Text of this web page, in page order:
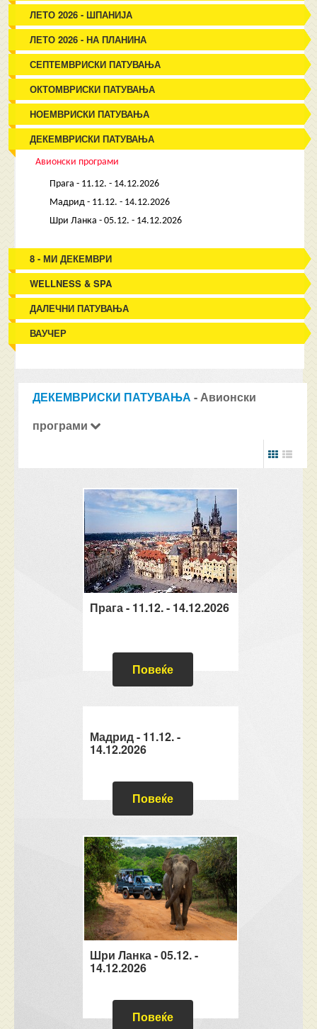
ЛЕТО 2026 - ШПАНИЈА
ЛЕТО 2026 - НА ПЛАНИНА
СЕПТЕМВРИСКИ ПАТУВАЊА
ОКТОМВРИСКИ ПАТУВАЊА
НОЕМВРИСКИ ПАТУВАЊА
ДЕКЕМВРИСКИ ПАТУВАЊА
Авионски програми
Прага - 11.12. - 14.12.2026
Мадрид - 11.12. - 14.12.2026
Шри Ланка - 05.12. - 14.12.2026
8 - МИ ДЕКЕМВРИ
WELLNESS & SPA
ДАЛЕЧНИ ПАТУВАЊА
ВАУЧЕР
ДЕКЕМВРИСКИ ПАТУВАЊА - Авионски
програми
Прага - 11.12. - 14.12.2026
Повеќе
Мадрид - 11.12. -
14.12.2026
Повеќе
Шри Ланка - 05.12. -
14.12.2026
Повеќе